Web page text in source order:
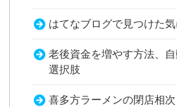
はてなブログで見つけた
老後資金を増やす方法、自
選択肢
喜多方ラーメンの閉店相